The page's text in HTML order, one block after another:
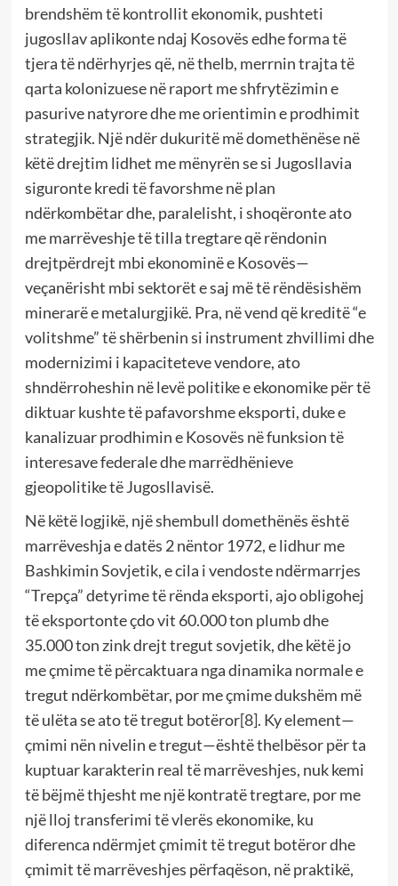
brendshëm të kontrollit ekonomik, pushteti
jugosllav aplikonte ndaj Kosovës edhe forma të
tjera të ndërhyrjes që, në thelb, merrnin trajta të
qarta kolonizuese në raport me shfrytëzimin e
pasurive natyrore dhe me orientimin e prodhimit
strategjik. Një ndër dukuritë më domethënëse në
këtë drejtim lidhet me mënyrën se si Jugosllavia
siguronte kredi të favorshme në plan
ndërkombëtar dhe, paralelisht, i shoqëronte ato
me marrëveshje të tilla tregtare që rëndonin
drejtpërdrejt mbi ekonominë e Kosovës—
veçanërisht mbi sektorët e saj më të rëndësishëm
minerarë e metalurgjikë. Pra, në vend që kreditë “e
volitshme” të shërbenin si instrument zhvillimi dhe
modernizimi i kapaciteteve vendore, ato
shndërroheshin në levë politike e ekonomike për të
diktuar kushte të pafavorshme eksporti, duke e
kanalizuar prodhimin e Kosovës në funksion të
interesave federale dhe marrëdhënieve
gjeopolitike të Jugosllavisë.
Në këtë logjikë, një shembull domethënës është
marrëveshja e datës 2 nëntor 1972, e lidhur me
Bashkimin Sovjetik, e cila i vendoste ndërmarrjes
“Trepça” detyrime të rënda eksporti, ajo obligohej
të eksportonte çdo vit 60.000 ton plumb dhe
35.000 ton zink drejt tregut sovjetik, dhe këtë jo
me çmime të përcaktuara nga dinamika normale e
tregut ndërkombëtar, por me çmime dukshëm më
të ulëta se ato të tregut botëror[8]. Ky element—
çmimi nën nivelin e tregut—është thelbësor për ta
kuptuar karakterin real të marrëveshjes, nuk kemi
të bëjmë thjesht me një kontratë tregtare, por me
një lloj transferimi të vlerës ekonomike, ku
diferenca ndërmjet çmimit të tregut botëror dhe
çmimit të marrëveshjes përfaqëson, në praktikë,